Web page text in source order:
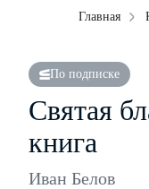
Главная
По подписке
Святая
книга
Иван Белов